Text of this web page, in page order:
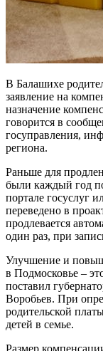
В Балашихе
заявление на
назначение
говорится в
госуправления,
региона.
Раньше для
были каждый год
портале госуслуг
переведено в
продлевается
один раз, при
Улучшение и
в Подмосковье –
поставил
Воробьев. При
родительской
детей в семье.
Размер